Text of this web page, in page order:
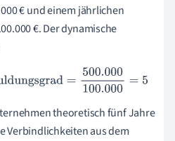
€ und einem jährlichen
€. Der dynamische
=500.000100.000 =5
theoretisch fünf Jahre
Verbindlichkeiten aus dem